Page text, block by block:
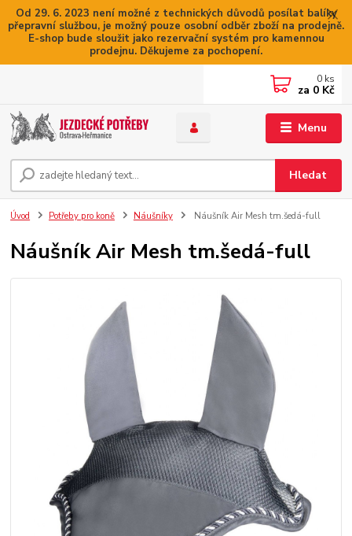
Od 29. 6. 2023 není možné z technických důvodů posílat balíky
přepravní službou, je možný pouze osobní odběr zboží na prodejně.
E-shop bude sloužit jako rezervační systém pro kamennou
prodejnu. Děkujeme za pochopení.
Menu
Hledat
0 ks
za 0 Kč
Úvod Potřeby pro koně Náušníky Náušník Air Mesh tm.šedá-full
Náušník Air Mesh tm.šedá-full